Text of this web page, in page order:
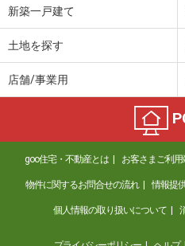
6.80万
熊本県熊本市北区兎谷２丁目
7.50万
住 所
熊本県
専有面積 70.67m²
間取り
3LDK
熊本県熊本市南区薄場１丁目
新築一戸建て
土地を探す
店舗/事業用
goo住宅・不動産とは お客さまご利
物件に関するお問合せの流れ 情報提
個人情報の取り扱いについて